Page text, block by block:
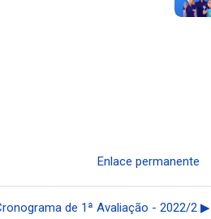
Enlace permanente
de 1ª Avaliação - 2022/2 ▶︎